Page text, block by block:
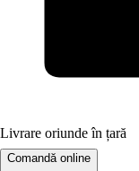
Livrare oriunde în țară
Comandă online